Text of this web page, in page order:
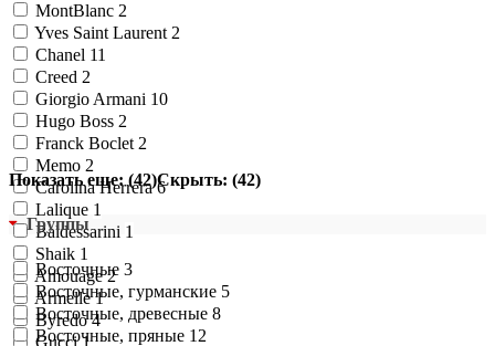
MontBlanc 2
Yves Saint Laurent 2
Chanel 11
Creed 2
Giorgio Armani 10
Hugo Boss 2
Franck Boclet 2
Memo 2
Carolina Herrera6
Lalique 1
Baldessarini 1
Shaik 1
Amouage2
Armelle1
Byredo4
Показать еще: (42)Скрыть: (42)
Группы
Восточные 3
Восточные, гурманские 5
Восточные, древесные 8
Восточные, пряные 12